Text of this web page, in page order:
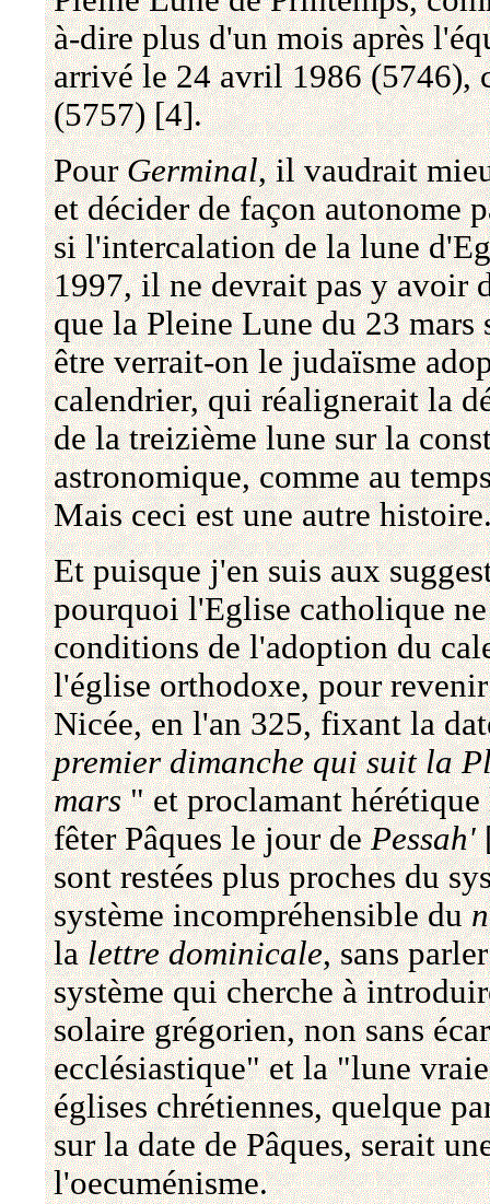
à-dire plus d'un mois après
arrivé le 24 avril 1986 (5746),
(5757) [4].
PourGerminal, il vaudrait
et décider de façon autonome
si l'intercalation de la lune
1997, il ne devrait pas y avoir
que la Pleine Lune du 23
être verrait-on le judaïsme
calendrier, qui réalignerait la
de la treizième lune sur la
astronomique, comme au
Mais ceci est une autre
Et puisque j'en suis aux
pourquoi l'Eglise catholique
conditions de l'adoption du
l'église orthodoxe, pour
Nicée, en l'an 325, fixant la
premier dimanche qui suit la
mars" et proclamant
fêter Pâques le jour dePessah'
sont restées plus proches du
système incompréhensible du
lalettre dominicale, sans
système qui cherche à
solaire grégorien, non sans
ecclésiastique" et la "lune
églises chrétiennes, quelque
sur la date de Pâques, serait
l'oecuménisme.